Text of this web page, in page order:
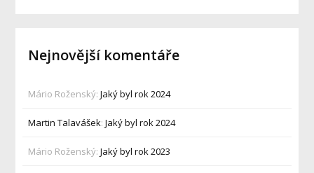
Nejnovější komentáře
Mário Roženský:Jaký byl rok 2024
Martin Talavášek:Jaký byl rok 2024
Mário Roženský:Jaký byl rok 2023